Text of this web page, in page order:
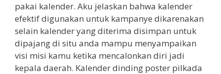
pakai kalender. Aku jelaskan bahwa kalender
efektif digunakan untuk kampanye dikarenakan
selain kalender yang diterima disimpan untuk
dipajang di situ anda mampu menyampaikan
visi misi kamu ketika mencalonkan diri jadi
kepala daerah. Kalender dinding poster pilkada